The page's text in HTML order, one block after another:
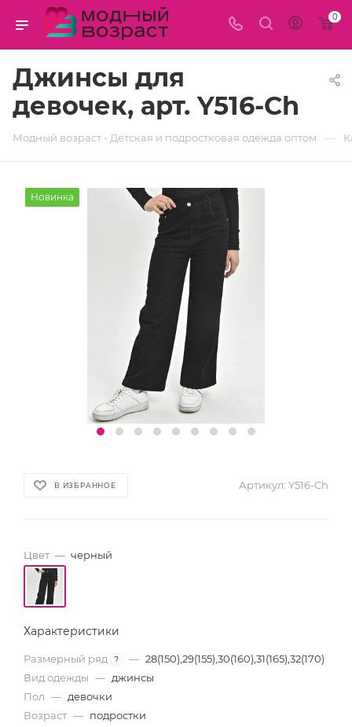
0
Джинсы для
девочек, арт. Y516-Ch
Модный возраст - Детская и подростковая одежда оптом —
Новинка
В ИЗБРАННОЕ Артикул: Y516-Ch
Цвет — черный
Характеристики
Размерный ряд ? — 28(150),29(155),30(160),31(165),32(170)
Вид одежды — джинсы
Пол — девочки
Возраст — подростки